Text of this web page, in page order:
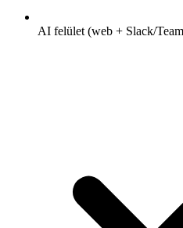
AI felület (web + Slack/